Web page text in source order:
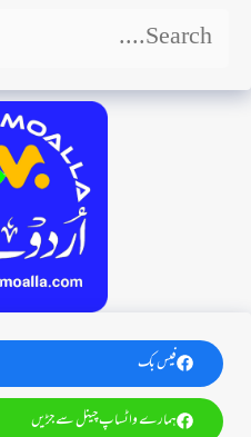
Search
فیس بک
ہمارے واٹساپ چینل سے جڑیں